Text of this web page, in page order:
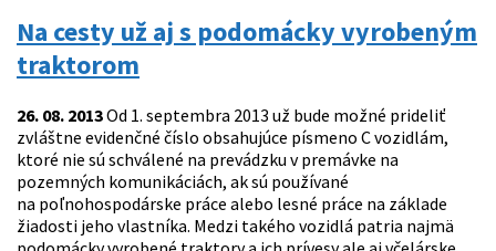
Na cesty už aj s podomácky vyrobeným
traktorom
26. 08. 2013Od 1. septembra 2013 už bude možné prideliť
zvláštne evidenčné číslo obsahujúce písmeno C vozidlám,
ktoré nie sú schválené na prevádzku v premávke na
pozemných komunikáciách, ak sú používané
na poľnohospodárske práce alebo lesné práce na základe
žiadosti jeho vlastníka. Medzi takého vozidlá patria najmä